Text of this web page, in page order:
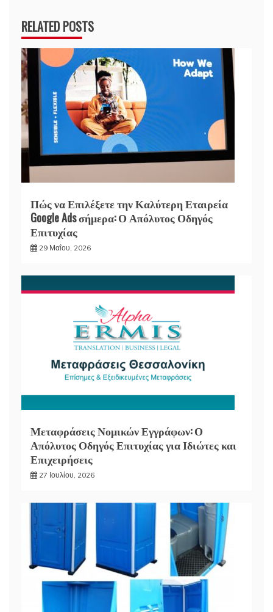
RELATED POSTS
Πώς να Επιλέξετε την Καλύτερη Εταιρεία
Google Ads σήμερα: Ο Απόλυτος Οδηγός
Επιτυχίας
29 Μαΐου, 2026
Μεταφράσεις Νομικών Εγγράφων: Ο
Απόλυτος Οδηγός Επιτυχίας για Ιδιώτες και
Επιχειρήσεις
27 Ιουλίου, 2026